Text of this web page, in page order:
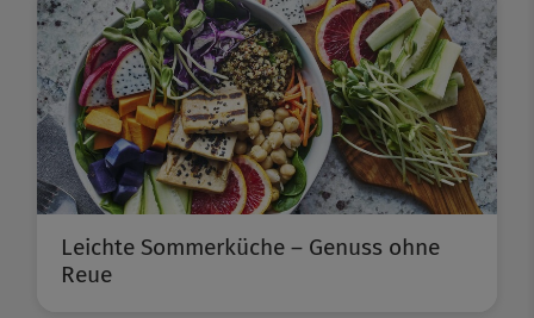
Leichte Sommerküche – Genuss ohne
Reue